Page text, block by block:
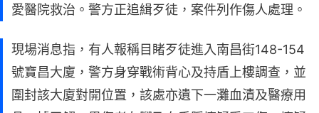
愛醫院救治。警方正追緝歹徒，案件列作傷人處理。
現場消息指，有人報稱目睹歹徒進入南昌街148-154
號寶昌大廈，警方身穿戰術背心及持盾上樓調查，並
圍封該大廈對開位置，該處亦遺下一灘血漬及醫療用